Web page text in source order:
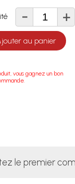
- +
au panier
vous gagnez un bon
le premier